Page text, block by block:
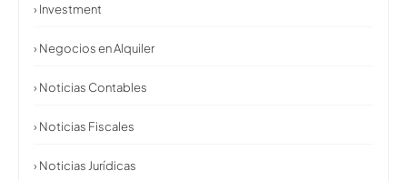
› Investment
› Negocios en Alquiler
› Noticias Contables
› Noticias Fiscales
› Noticias Jurídicas